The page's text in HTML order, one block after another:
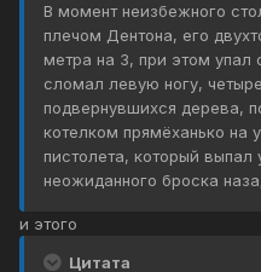
В момент неизбежного
плечом Дентона, его
метра на 3, при этом упал
сломал левую ногу,
подвернувшихся дерева,
котелком прямёханько на
пистолета, который выпал
неожиданного броска
и этого
Цитата